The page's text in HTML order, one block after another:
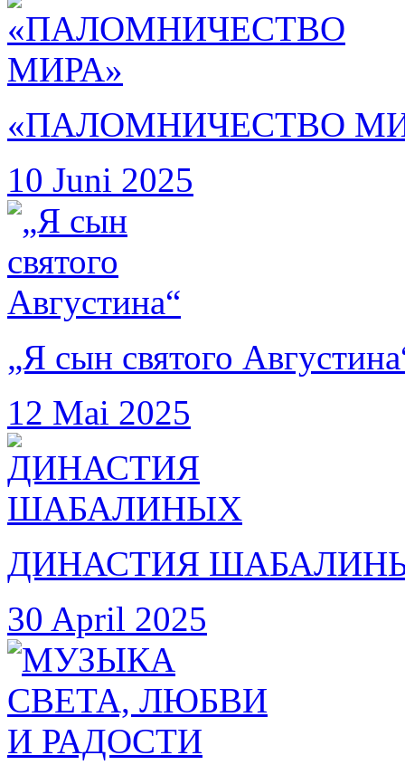
«ПАЛОМНИЧЕСТВО
10 Juni 2025
„Я сын святого
12 Mai 2025
ДИНАСТИЯ
30 April 2025